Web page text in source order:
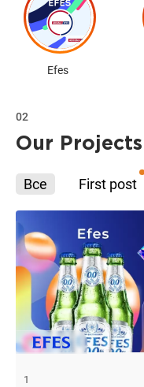
Efes
02
Our Projects
Все First post
1